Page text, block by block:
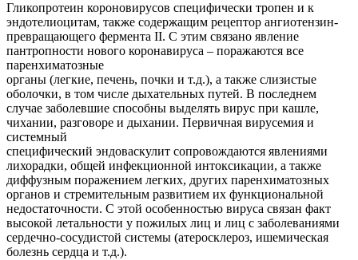
Гликопротеин короновирусов специфически тропен и к
эндотелиоцитам, также содержащим рецептор ангиотензин-
превращающего фермента II. С этим связано явление
пантропности нового коронавируса – поражаются все
паренхиматозные
органы (легкие, печень, почки и т.д.), а также слизистые
оболочки, в том числе дыхательных путей. В последнем
случае заболевшие способны выделять вирус при кашле,
чихании, разговоре и дыхании. Первичная вирусемия и
системный
специфический эндоваскулит сопровождаются явлениями
лихорадки, общей инфекционной интоксикации, а также
диффузным поражением легких, других паренхиматозных
органов и стремительным развитием их функциональной
недостаточности. С этой особенностью вируса связан факт
высокой летальности у пожилых лиц и лиц с заболеваниями
сердечно-сосудистой системы (атеросклероз, ишемическая
болезнь сердца и т.д.).